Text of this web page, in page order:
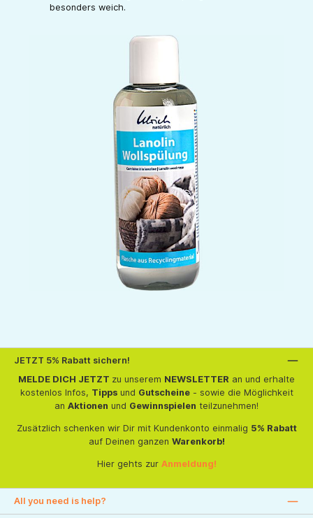
besonders weich.
JETZT 5% Rabatt sichern!
MELDE DICH JETZT zu unserem NEWSLETTER an und erhalte
kostenlos Infos, Tippsund Gutscheine- sowie die Möglichkeit
an Aktionen und Gewinnspielen teilzunehmen!
Zusätzlich schenken wir Dir mit Kundenkonto einmalig 5% Rabatt
auf Deinen ganzen Warenkorb!
Hier gehts zur Anmeldung!
All you need is help?